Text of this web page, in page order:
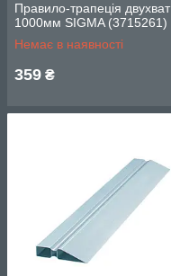
Правило-трапеція двухват
1000мм SIGMA (3715261)
Немає в наявності
359 ₴